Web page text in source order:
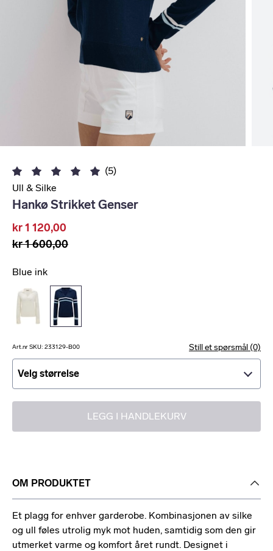
(5)
Ull & Silke
Hankø Strikket Genser
kr 1 120,00
kr 1 600,00
Blue ink
Art.nr SKU: 233129-B00 Still et spørsmål (0)
Velg størrelse
LEGG I HANDLEKURV
OM PRODUKTET
Et plagg for enhver garderobe. Kombinasjonen av silke
og ull føles utrolig myk mot huden, samtidig som den gir
utmerket varme og komfort året rundt. Designet i